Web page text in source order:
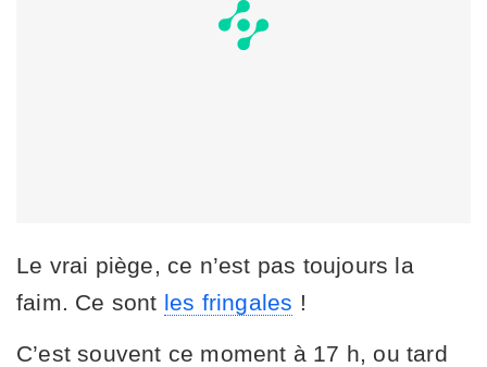
Le vrai piège, ce n’est pas toujours la
faim. Ce sont les fringales !
C’est souvent ce moment à 17 h, ou tard